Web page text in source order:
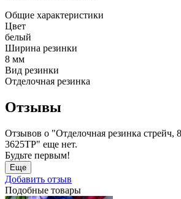
Общие характеристики
Цвет
белый
Ширина резинки
8 мм
Вид резинки
Отделочная резинка
Отзывы
Отзывов о "Отделочная резинка стрейч,
3625ТР" еще нет.
Будьте первым!
Еще
Добавить отзыв
Подобные товары